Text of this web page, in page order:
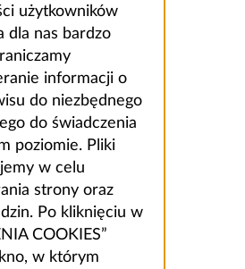
użytkowników
dla nas bardzo
informacji o
do niezbędnego
do świadczenia
poziomie. Pliki
w celu
strony oraz
Po kliknięciu w
COOKIES”
w którym